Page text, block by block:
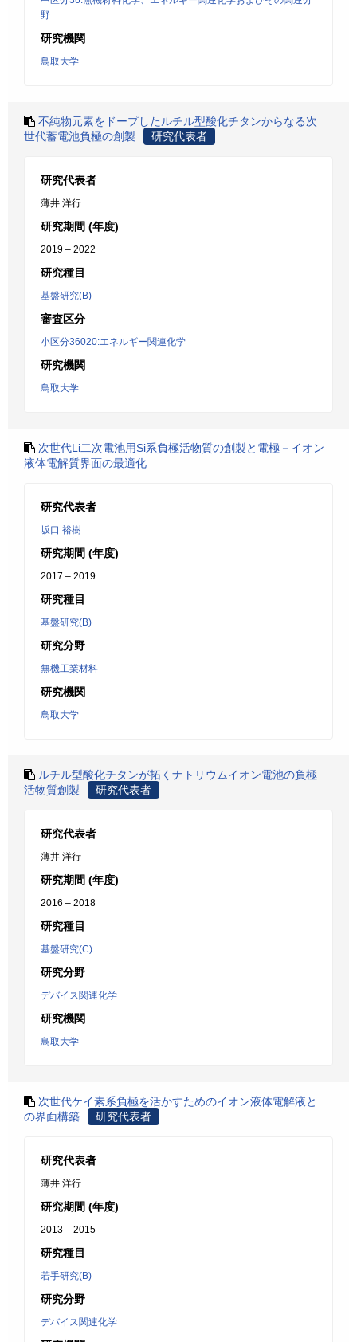
野
研究機関
鳥取大学
不純物元素をドープしたルチル型酸化チタンからなる次
世代蓄電池負極の創製
研究代表者
研究代表者
薄井 洋行
研究期間 (年度)
2019 – 2022
研究種目
基盤研究(B)
審査区分
小区分36020:エネルギー関連化学
研究機関
鳥取大学
次世代Li二次電池用Si系負極活物質の創製と電極－イオン
液体電解質界面の最適化
研究代表者
坂口 裕樹
研究期間 (年度)
2017 – 2019
研究種目
基盤研究(B)
研究分野
無機工業材料
研究機関
鳥取大学
ルチル型酸化チタンが拓くナトリウムイオン電池の負極
活物質創製
研究代表者
研究代表者
薄井 洋行
研究期間 (年度)
2016 – 2018
研究種目
基盤研究(C)
研究分野
デバイス関連化学
研究機関
鳥取大学
次世代ケイ素系負極を活かすためのイオン液体電解液と
の界面構築
研究代表者
研究代表者
薄井 洋行
研究期間 (年度)
2013 – 2015
研究種目
若手研究(B)
研究分野
デバイス関連化学